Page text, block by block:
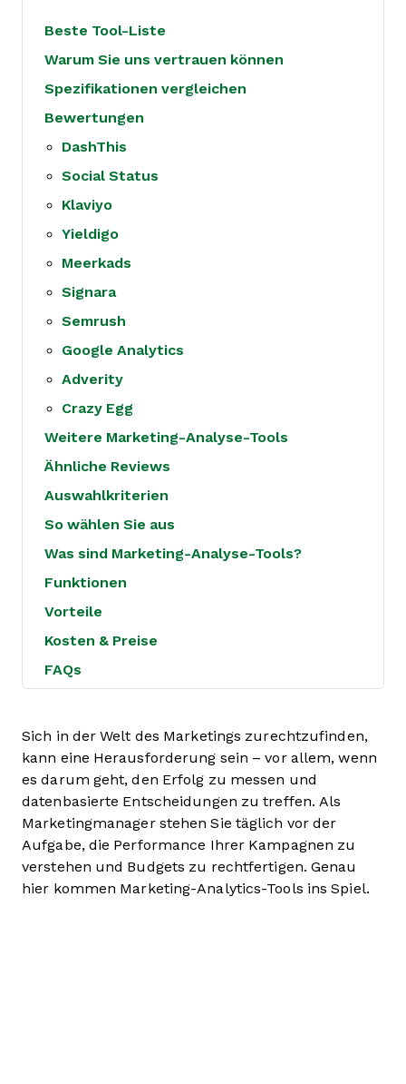
Beste Tool-Liste
Warum Sie uns vertrauen können
Spezifikationen vergleichen
Bewertungen
DashThis
Social Status
Klaviyo
Yieldigo
Meerkads
Signara
Semrush
Google Analytics
Adverity
Crazy Egg
Weitere Marketing-Analyse-Tools
Ähnliche Reviews
Auswahlkriterien
So wählen Sie aus
Was sind Marketing-Analyse-Tools?
Funktionen
Vorteile
Kosten & Preise
FAQs
Sich in der Welt des Marketings zurechtzufinden,
kann eine Herausforderung sein – vor allem, wenn
es darum geht, den Erfolg zu messen und
datenbasierte Entscheidungen zu treffen. Als
Marketingmanager stehen Sie täglich vor der
Aufgabe, die Performance Ihrer Kampagnen zu
verstehen und Budgets zu rechtfertigen. Genau
hier kommen Marketing-Analytics-Tools ins Spiel.